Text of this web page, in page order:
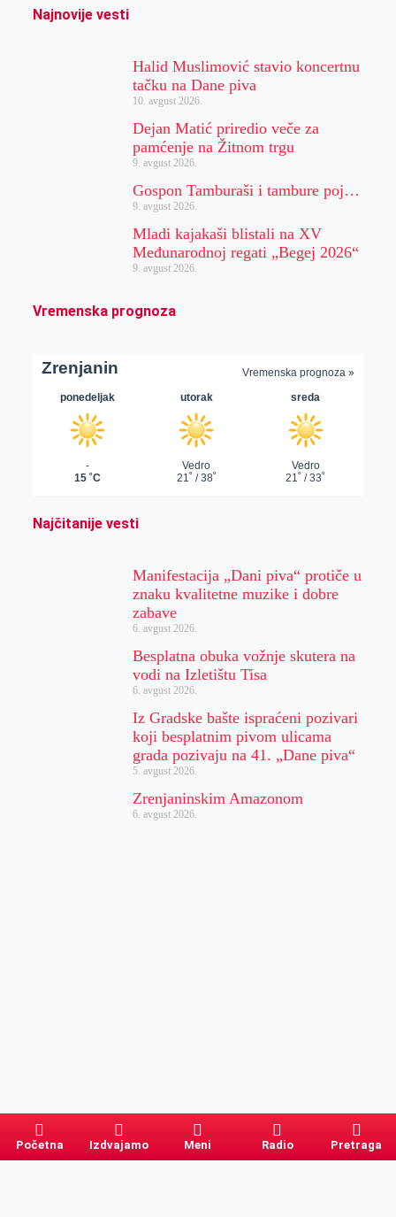
Najnovije vesti
Halid Muslimović stavio koncertnu
tačku na Dane piva
10. avgust 2026.
Dejan Matić priredio veče za
pamćenje na Žitnom trgu
9. avgust 2026.
Gospon Tamburaši i tambure poj…
9. avgust 2026.
Mladi kajakaši blistali na XV
Međunarodnoj regati „Begej 2026“
9. avgust 2026.
Vremenska prognoza
Najčitanije vesti
Manifestacija „Dani piva“ protiče u
znaku kvalitetne muzike i dobre
zabave
6. avgust 2026.
Besplatna obuka vožnje skutera na
vodi na Izletištu Tisa
6. avgust 2026.
Iz Gradske bašte ispraćeni pozivari
koji besplatnim pivom ulicama
grada pozivaju na 41. „Dane piva“
5. avgust 2026.
Zrenjaninskim Amazonom
6. avgust 2026.
Početna Izdvajamo Meni Radio Pretraga